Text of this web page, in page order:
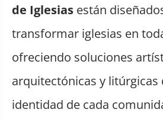
de Iglesias están
transformar iglesias en
ofreciendo soluciones
arquitectónicas y litúrgicas
identidad de cada